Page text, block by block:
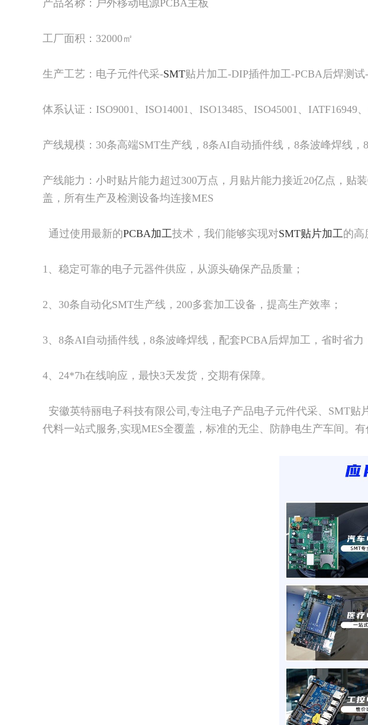
产品名称：户外移动电源PCBA主板
工厂面积：32000㎡
生产工艺：电子元件代采-SMT贴片加工-DIP插件加工-PCBA后焊测
体系认证：ISO9001、ISO14001、ISO13485、ISO45001、IATF16949
产线规模：30条高端SMT生产线，8条AI自动插件线，8条波峰焊线，
产线能力：小时贴片能力超过300万点，月贴片能力接近20亿点，贴
盖，所有生产及检测设备均连接MES
通过使用最新的PCBA加工技术，我们能够实现对SMT贴片加工的高
1、稳定可靠的电子元器件供应，从源头确保产品质量；
2、30条自动化SMT生产线，200多套加工设备，提高生产效率；
3、8条AI自动插件线，8条波峰焊线，配套PCBA后焊加工，省时省力
4、24*7h在线响应，最快3天发货，交期有保障。
安徽英特丽电子科技有限公司,专注电子产品电子元件代采、SMT
代料一站式服务,实现MES全覆盖，标准的无尘、防静电生产车间。